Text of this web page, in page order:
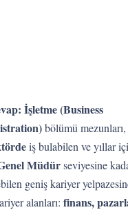
İşletme (Business
bölümü
iş bulabilen ve yıllar
Müdürseviyesine
geniş kariyer
alanları:finans,